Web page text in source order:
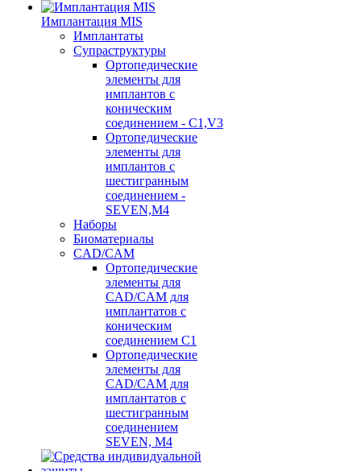
Имплантация MIS
Имплантаты
Супраструктуры
Ортопедические
элементы для
имплантов с
коническим
соединением - C1,V3
Ортопедические
элементы для
имплантов с
шестигранным
соединением -
SEVEN,M4
Наборы
Биоматериалы
CAD/CAM
Ортопедические
элементы для
CAD/CAM для
имплантатов с
коническим
соединением С1
Ортопедические
элементы для
CAD/CAM для
имплантатов с
шестигранным
соединением
SEVEN, М4